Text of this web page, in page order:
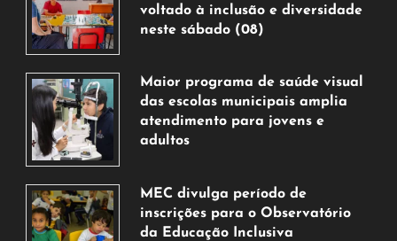
voltado à inclusão e diversidade
neste sábado (08)
de
agosto
de
2026
Maior programa de saúde visual
das escolas municipais amplia
atendimento para jovens e
adultos
de
agosto
de
MEC divulga período de
inscrições para o Observatório
da Educação Inclusiva